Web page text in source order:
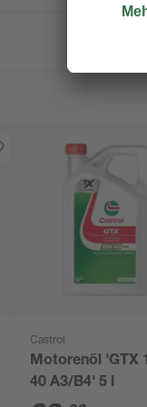
Castrol
Motorenöl 'GTX
40 A3/B4' 5 l